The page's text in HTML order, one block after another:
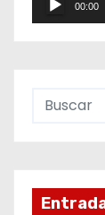
00:00